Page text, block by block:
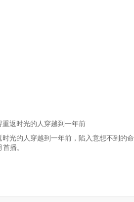
返时光的人穿越到一年前
光的人穿越到一年前，陷入意想不到的命
播。